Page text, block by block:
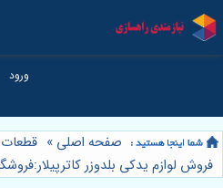
صفحه اصلی » قطعات
فروش لوازم یدکی بلدوزر